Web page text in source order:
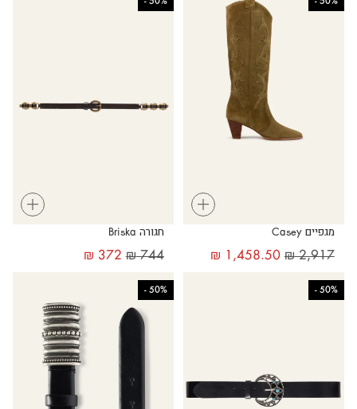
+
מגפיים Casey
₪2,917
₪ 1,458.50
+
חגורה Briska
₪744
₪ 372
50%
-
50%
-